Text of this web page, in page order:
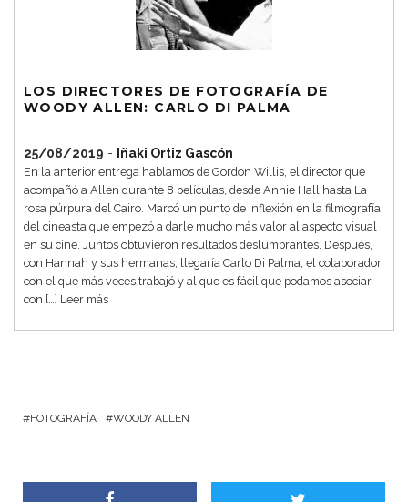
LOS DIRECTORES DE FOTOGRAFÍA DE
WOODY ALLEN: CARLO DI PALMA
25/08/2019 - Iñaki Ortiz Gascón
En la anterior entrega hablamos de Gordon Willis, el director que
acompañó a Allen durante 8 películas, desde Annie Hall hasta La
rosa púrpura del Cairo. Marcó un punto de inflexión en la filmografía
del cineasta que empezó a darle mucho más valor al aspecto visual
en su cine. Juntos obtuvieron resultados deslumbrantes. Después,
con Hannah y sus hermanas, llegaría Carlo Di Palma, el colaborador
con el que más veces trabajó y al que es fácil que podamos asociar
con […] Leer más
FOTOGRAFÍA WOODY ALLEN